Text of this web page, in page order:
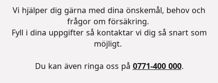
Vi hjälper dig gärna med dina önskemål, behov och
frågor om försäkring.
Fyll i dina uppgifter så kontaktar vi dig så snart som
möjligt.
Du kan även ringa oss på 0771-400 000.